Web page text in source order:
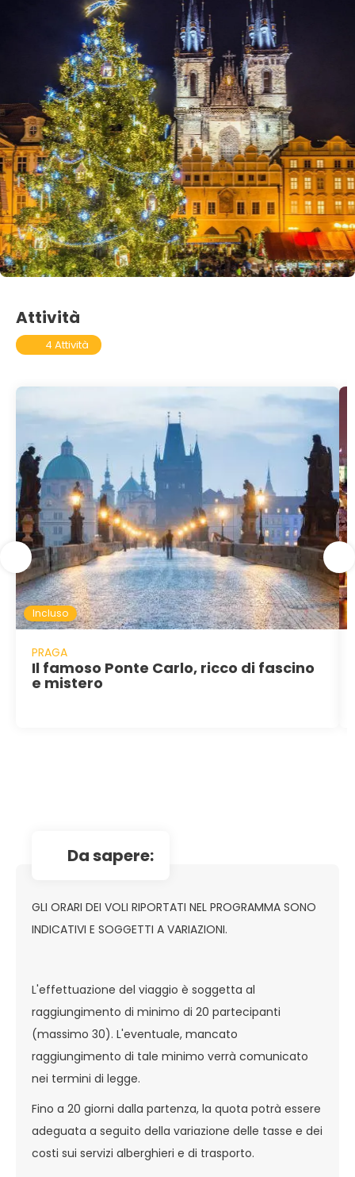
Attività
4 Attività
Incluso
PRAGA
Il famoso Ponte Carlo, ricco di fascino
e mistero
da sapere:
GLI ORARI DEI VOLI RIPORTATI NEL PROGRAMMA SONO
INDICATIVI E SOGGETTI A VARIAZIONI.
L'effettuazione del viaggio è soggetta al
raggiungimento di minimo di 20 partecipanti
(massimo 30). L'eventuale, mancato
raggiungimento di tale minimo verrà comunicato
nei termini di legge.
Fino a 20 giorni dalla partenza, la quota potrà essere
adeguata a seguito della variazione delle tasse e dei
costi sui servizi alberghieri e di trasporto.